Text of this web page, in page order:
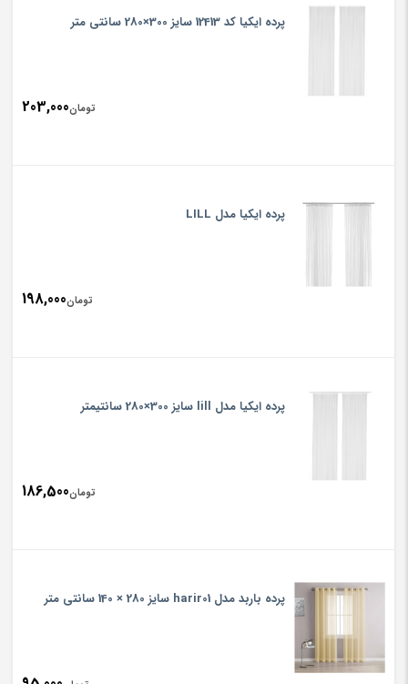
پرده ایکیا کد 12413 سایز 300×280 سانتی متر
تومان203,000
پرده ایکیا مدل LILL
تومان198,000
پرده ایکیا مدل lill سایز 300×280 سانتیمتر
تومان186,500
پرده باربد مدل harir01 سایز 280 × 140 سانتی متر